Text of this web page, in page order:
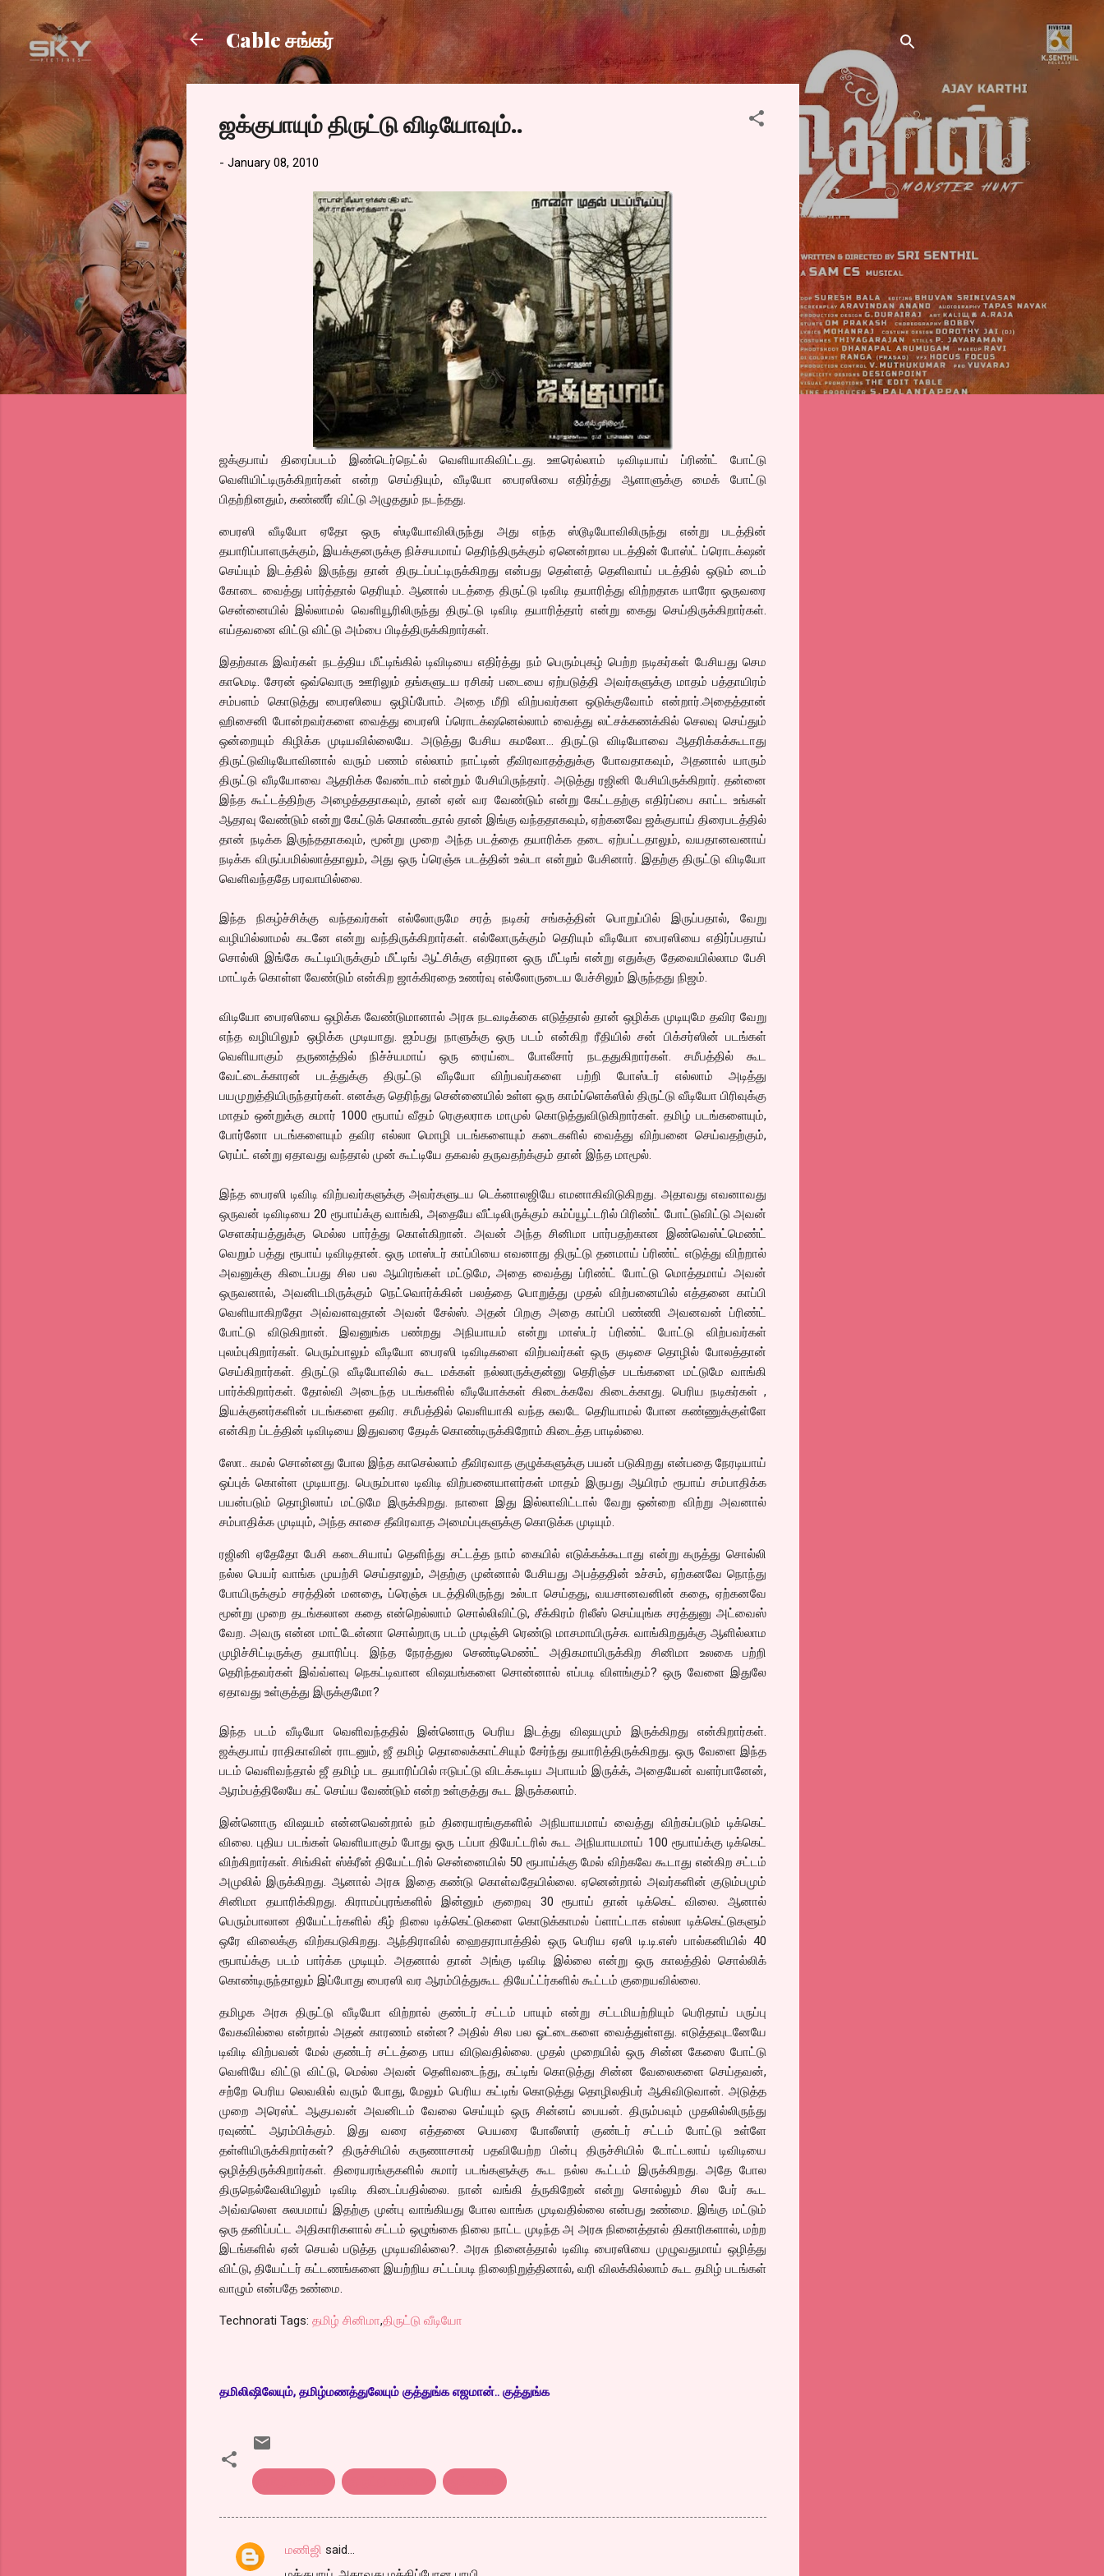
Skip to main content
Cable சங்கர்
ஜக்குபாயும் திருட்டு விடியோவும்..
- January 08, 2010
ஜக்குபாய் திரைப்படம் இண்டெர்நெட்ல் வெளியாகிவிட்டது. ஊரெல்லாம் டிவிடியாய் ப்ரிண்ட் போட்டு
வெளியிட்டிருக்கிறார்கள் என்ற செய்தியும், வீடியோ பைரஸியை எதிர்த்து ஆளாளுக்கு மைக் போட்டு
பிதற்றினதும், கண்ணீர் விட்டு அழுததும் நடந்தது.
பைரஸி வீடியோ ஏதோ ஒரு ஸ்டியோவிலிருந்து அது எந்த ஸ்டூடியோவிலிருந்து என்று படத்தின்
தயாரிப்பாளருக்கும், இயக்குனருக்கு நிச்சயமாய் தெரிந்திருக்கும் ஏனென்றால படத்தின் போஸ்ட் ப்ரொடக்‌ஷன்
செய்யும் இடத்தில் இருந்து தான் திருடப்பட்டிருக்கிறது என்பது தெள்ளத் தெளிவாய் படத்தில் ஒடும் டைம்
கோடை வைத்து பார்த்தால் தெரியும். ஆனால் படத்தை திருட்டு டிவிடி தயாரித்து விற்றதாக யாரோ ஒருவரை
சென்னையில் இல்லாமல் வெளியூரிலிருந்து திருட்டு டிவிடி தயாரித்தார் என்று கைது செய்திருக்கிறார்கள்.
எய்தவனை விட்டு விட்டு அம்பை பிடித்திருக்கிறார்கள்.
இதற்காக இவர்கள் நடத்திய மீட்டிங்கில் டிவிடியை எதிர்த்து நம் பெரும்புகழ் பெற்ற நடிகர்கள் பேசியது செம
காமெடி. சேரன் ஒவ்வொரு ஊரிலும் தங்களுடய ரசிகர் படையை ஏற்படுத்தி அவர்களுக்கு மாதம் பத்தாயிரம்
சம்பளம் கொடுத்து பைரஸியை ஒழிப்போம். அதை மீறி விற்பவர்கள ஒடுக்குவோம் என்றார்.அதைத்தான்
ஹிசைனி போன்றவர்களை வைத்து பைரஸி ப்ரொடக்‌ஷனெல்லாம் வைத்து லட்சக்கணக்கில் செலவு செய்தும்
ஒன்றையும் கிழிக்க முடியவில்லையே. அடுத்து பேசிய கமலோ… திருட்டு விடியோவை ஆதரிக்கக்கூடாது
திருட்டுவிடியோவினால் வரும் பணம் எல்லாம் நாட்டின் தீவிரவாதத்துக்கு போவதாகவும், அதனால் யாரும்
திருட்டு வீடியோவை ஆதரிக்க வேண்டாம் என்றும் பேசியிருந்தார். அடுத்து ரஜினி பேசியிருக்கிறார். தன்னை
இந்த கூட்டத்திற்கு அழைத்ததாகவும், தான் ஏன் வர வேண்டும் என்று கேட்டதற்கு எதிர்ப்பை காட்ட உங்கள்
ஆதரவு வேண்டும் என்று கேட்டுக் கொண்டதால் தான் இங்கு வந்ததாகவும், ஏற்கனவே ஜக்குபாய் திரைபடத்தில்
தான் நடிக்க இருந்ததாகவும், மூன்று முறை அந்த படத்தை தயாரிக்க தடை ஏற்பட்டதாலும், வயதானவனாய்
நடிக்க விருப்பமில்லாத்தாலும், அது ஒரு ப்ரெஞ்சு படத்தின் உல்டா என்றும் பேசினார். இதற்கு திருட்டு விடியோ
வெளிவந்ததே பரவாயில்லை.
இந்த நிகழ்ச்சிக்கு வந்தவர்கள் எல்லோருமே சரத் நடிகர் சங்கத்தின் பொறுப்பில் இருப்பதால், வேறு
வழியில்லாமல் கடனே என்று வந்திருக்கிறார்கள். எல்லோருக்கும் தெரியும் வீடியோ பைரஸியை எதிர்ப்பதாய்
சொல்லி இங்கே கூட்டியிருக்கும் மீட்டிங் ஆட்சிக்கு எதிரான ஒரு மீட்டிங் என்று எதுக்கு தேவையில்லாம பேசி
மாட்டிக் கொள்ள வேண்டும் என்கிற ஜாக்கிரதை உணர்வு எல்லோருடைய பேச்சிலும் இருந்தது நிஜம்.
விடியோ பைரஸியை ஒழிக்க வேண்டுமானால் அரசு நடவடிக்கை எடுத்தால் தான் ஒழிக்க முடியுமே தவிர வேறு
எந்த வழியிலும் ஒழிக்க முடியாது. ஐம்பது நாளுக்கு ஒரு படம் என்கிற ரீதியில் சன் பிக்சர்ஸின் படங்கள்
வெளியாகும் தருணத்தில் நிச்ச்யமாய் ஒரு ரைய்டை போலீசார் நடததுகிறார்கள். சமீபத்தில் கூட
வேட்டைக்காரன் படத்துக்கு திருட்டு வீடியோ விற்பவர்களை பற்றி போஸ்டர் எல்லாம் அடித்து
பயமுறுத்தியிருந்தார்கள். எனக்கு தெரிந்து சென்னையில் உள்ள ஒரு காம்ப்ளெக்ஸில் திருட்டு வீடியோ பிரிவுக்கு
மாதம் ஒன்றுக்கு சுமார் 1000 ரூபாய் வீதம் ரெகுலராக மாமுல் கொடுத்துவிடுகிறார்கள். தமிழ் படங்களையும்,
போர்னோ படங்களையும் தவிர எல்லா மொழி படங்களையும் கடைகளில் வைத்து விற்பனை செய்வதற்கும்,
ரெய்ட் என்று ஏதாவது வந்தால் முன் கூட்டியே தகவல் தருவதற்க்கும் தான் இந்த மாமூல்.
இந்த பைரஸி டிவிடி விற்பவர்களுக்கு அவர்களுடய டெக்னாலஜியே எமனாகிவிடுகிறது. அதாவது எவனாவது
ஒருவன் டிவிடியை 20 ரூபாய்க்கு வாங்கி, அதையே வீட்டிலிருக்கும் கம்ப்யூட்டரில் பிரிண்ட் போட்டுவிட்டு அவன்
செளகர்யத்துக்கு மெல்ல பார்த்து கொள்கிறான். அவன் அந்த சினிமா பார்பதற்கான இண்வெஸ்ட்மெண்ட்
வெறும் பத்து ரூபாய் டிவிடிதான். ஒரு மாஸ்டர் காப்பியை எவனாது திருட்டு தனமாய் ப்ரிண்ட் எடுத்து விற்றால்
அவனுக்கு கிடைப்பது சில பல ஆயிரங்கள் மட்டுமே, அதை வைத்து ப்ரிண்ட் போட்டு மொத்தமாய் அவன்
ஒருவனால், அவனிடமிருக்கும் நெட்வொர்க்கின் பலத்தை பொறுத்து முதல் விற்பனையில் எத்தனை காப்பி
வெளியாகிறதோ அவ்வளவுதான் அவன் சேல்ஸ். அதன் பிறகு அதை காப்பி பண்ணி அவனவன் ப்ரிண்ட்
போட்டு விடுகிறான். இவனுங்க பண்றது அநியாயம் என்று மாஸ்டர் ப்ரிண்ட் போட்டு விற்பவர்கள்
புலம்புகிறார்கள். பெரும்பாலும் வீடியோ பைரஸி டிவிடிகளை விற்பவர்கள் ஒரு குடிசை தொழில் போலத்தான்
செய்கிறார்கள். திருட்டு வீடியோவில் கூட மக்கள் நல்லாருக்குன்னு தெரிஞ்ச படங்களை மட்டுமே வாங்கி
பார்க்கிறார்கள். தோல்வி அடைந்த படங்களில் வீடியோக்கள் கிடைக்கவே கிடைக்காது. பெரிய நடிகர்கள் ,
இயக்குனர்களின் படங்களை தவிர. சமீபத்தில் வெளியாகி வந்த சுவடே தெரியாமல் போன கண்ணுக்குள்ளே
என்கிற ப்டத்தின் டிவிடியை இதுவரை தேடிக் கொண்டிருக்கிறோம் கிடைத்த பாடில்லை.
ஸோ.. கமல் சொன்னது போல இந்த காசெல்லாம் தீவிரவாத குழுக்களுக்கு பயன் படுகிறது என்பதை நேரடியாய்
ஒப்புக் கொள்ள முடியாது. பெரும்பால டிவிடி விற்பனையாளர்கள் மாதம் இருபது ஆயிரம் ரூபாய் சம்பாதிக்க
பயன்படும் தொழிலாய் மட்டுமே இருக்கிறது. நாளை இது இல்லாவிட்டால் வேறு ஒன்றை விற்று அவனால்
சம்பாதிக்க முடியும், அந்த காசை தீவிரவாத அமைப்புகளுக்கு கொடுக்க முடியும்.
ரஜினி ஏதேதோ பேசி கடைசியாய் தெளிந்து சட்டத்த நாம் கையில் எடுக்கக்கூடாது என்று கருத்து சொல்லி
நல்ல பெயர் வாங்க முயற்சி செய்தாலும், அதற்கு முன்னால் பேசியது அபத்ததின் உச்சம், ஏற்கனவே நொந்து
போயிருக்கும் சரத்தின் மனதை, ப்ரெஞ்சு படத்திலிருந்து உல்டா செய்தது, வயசானவனின் கதை, ஏற்கனவே
மூன்று முறை தடங்கலான கதை என்றெல்லாம் சொல்லிவிட்டு, சீக்கிரம் ரிலீஸ் செய்யுங்க சரத்துனு அட்வைஸ்
வேற. அவரு என்ன மாட்டேன்னா சொல்றாரு படம் முடிஞ்சி ரெண்டு மாசமாயிருச்சு. வாங்கிறதுக்கு ஆளில்லாம
முழிச்சிட்டிருக்கு தயாரிப்பு. இந்த நேரத்துல செண்டிமெண்ட் அதிகமாயிருக்கிற சினிமா உலகை பற்றி
தெரிந்தவர்கள் இவ்வ்ளவு நெகட்டிவான விஷயங்களை சொன்னால் எப்படி விளங்கும்? ஒரு வேளை இதுலே
ஏதாவது உள்குத்து இருக்குமோ?
இந்த படம் வீடியோ வெளிவந்ததில் இன்னொரு பெரிய இடத்து விஷயமும் இருக்கிறது என்கிறார்கள்.
ஜக்குபாய் ராதிகாவின் ராடனும், ஜீ தமிழ் தொலைக்காட்சியும் சேர்ந்து தயாரித்திருக்கிறது. ஒரு வேளை இந்த
படம் வெளிவந்தால் ஜீ தமிழ் பட தயாரிப்பில் ஈடுபட்டு விடக்கூடிய அபாயம் இருக்க், அதையேன் வளர்பானேன்,
ஆரம்பத்திலேயே கட் செய்ய வேண்டும் என்ற உள்குத்து கூட இருக்கலாம்.
இன்னொரு விஷயம் என்னவென்றால் நம் திரையரங்குகளில் அநியாயமாய் வைத்து விற்கப்படும் டிக்கெட்
விலை. புதிய படங்கள் வெளியாகும் போது ஒரு டப்பா தியேட்டரில் கூட அநியாயமாய் 100 ரூபாய்க்கு டிக்கெட்
விற்கிறார்கள். சிங்கிள் ஸ்க்ரீன் தியேட்டரில் சென்னையில் 50 ரூபாய்க்கு மேல் விற்கவே கூடாது என்கிற சட்டம்
அமுலில் இருக்கிறது. ஆனால் அரசு இதை கண்டு கொள்வதேயில்லை. ஏனென்றால் அவர்களின் குடும்பமும்
சினிமா தயாரிக்கிறது. கிராமப்புரங்களில் இன்னும் குறைவு 30 ரூபாய் தான் டிக்கெட் விலை. ஆனால்
பெரும்பாலான தியேட்டர்களில் கீழ் நிலை டிக்கெட்டுகளை கொடுக்காமல் ப்ளாட்டாக எல்லா டிக்கெட்டுகளும்
ஒரே விலைக்கு விற்கபடுகிறது. ஆந்திராவில் ஹைதராபாத்தில் ஒரு பெரிய ஏஸி டி.டி.எஸ் பால்கனியில் 40
ரூபாய்க்கு படம் பார்க்க முடியும். அதனால் தான் அங்கு டிவிடி இல்லை என்று ஒரு காலத்தில் சொல்லிக்
கொண்டிருந்தாலும் இப்போது பைரஸி வர ஆரம்பித்துகூட தியேட்ட்ர்களில் கூட்டம் குறையவில்லை.
தமிழக அரசு திருட்டு வீடியோ விற்றால் குண்டர் சட்டம் பாயும் என்று சட்டமியற்றியும் பெரிதாய் பருப்பு
வேகவில்லை என்றால் அதன் காரணம் என்ன? அதில் சில பல ஓட்டைகளை வைத்துள்ளது. எடுத்தவுடனேயே
டிவிடி விற்பவன் மேல் குண்டர் சட்டத்தை பாய விடுவதில்லை. முதல் முறையில் ஒரு சின்ன கேஸை போட்டு
வெளியே விட்டு விட்டு, மெல்ல அவன் தெளிவடைந்து, கட்டிங் கொடுத்து சின்ன வேலைகளை செய்தவன்,
சற்றே பெரிய லெவலில் வரும் போது, மேலும் பெரிய கட்டிங் கொடுத்து தொழிலதிபர் ஆகிவிடுவான். அடுத்த
முறை அரெஸ்ட் ஆகுபவன் அவனிடம் வேலை செய்யும் ஒரு சின்னப் பையன். திரும்பவும் முதலில்லிருந்து
ரவுண்ட் ஆரம்பிக்கும். இது வரை எத்தனை பெயரை போலீஸார் குண்டர் சட்டம் போட்டு உள்ளே
தள்ளியிருக்கிறார்கள்? திருச்சியில் கருணாசாகர் பதவியேற்ற பின்பு திருச்சியில் டோட்டலாய் டிவிடியை
ஒழித்திருக்கிறார்கள். திரையரங்குகளில் சுமார் படங்களுக்கு கூட நல்ல கூட்டம் இருக்கிறது. அதே போல
திருநெல்வேலியிலும் டிவிடி கிடைப்பதில்லை. நான் வங்கி த்ருகிறேன் என்று சொல்லும் சில பேர் கூட
அவ்வலௌ சுலபமாய் இதற்கு முன்பு வாங்கியது போல வாங்க முடிவதில்லை என்பது உண்மை. இங்கு மட்டும்
ஒரு தனிப்பட்ட அதிகாரிகளால் சட்டம் ஒழுங்கை நிலை நாட்ட முடிந்த அ அரசு நினைத்தால் திகாரிகளால், மற்ற
இடங்களில் ஏன் செயல் படுத்த முடியவில்லை?. அரசு நினைத்தால் டிவிடி பைரஸியை முழுவதுமாய் ஒழித்து
விட்டு, தியேட்டர் கட்டணங்களை இயற்றிய சட்டப்படி நிலைநிறுத்தினால், வரி விலக்கில்லாம் கூட தமிழ் படங்கள்
வாழும் என்பதே உண்மை.
Technorati Tags: தமிழ் சினிமா,திருட்டு வீடியோ
தமிலிஷிலேயும், தமிழ்மணத்துலேயும் குத்துங்க எஜமான்.. குத்துங்க
C
மணிஜி said…